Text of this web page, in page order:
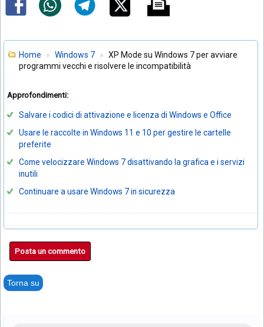
Home Windows 7
XP Mode su Windows 7 per avviare
programmi vecchi e risolvere le incompatibilità
Approfondimenti:
Salvare i codici di attivazione e licenza di Windows e Office
Usare le raccolte in Windows 11 e 10 per gestire le cartelle
preferite
Come velocizzare Windows 7 disattivando la grafica e i servizi
inutili
Continuare a usare Windows 7 in sicurezza
Posta un commento
Torna su